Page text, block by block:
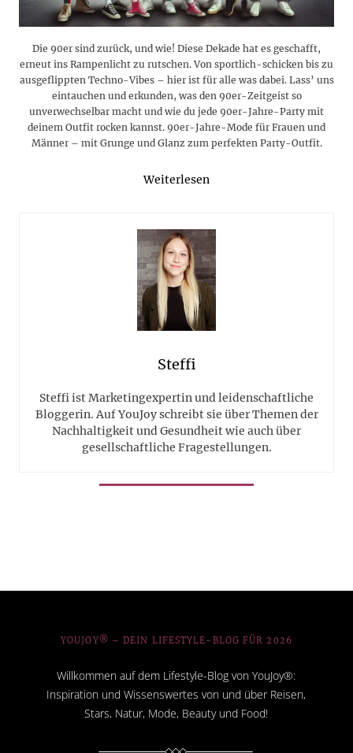
Die 90er sind zurück, und wie! Diese Dekade hat es geschafft,
erneut ins Rampenlicht zu rutschen. Von sportlich-schicken bis zu
ausgeflippten Techno-Vibes – hier ist für alle was dabei. Lass’ uns
eintauchen und erkunden, was den 90er-Zeitgeist so
unverwechselbar macht und wie du jede 90er-Jahre-Party mit
deinem Outfit rocken kannst. 90er-Jahre-Mode für Frauen und
Männer – mit Grunge und Glanz zum perfekten Party-Outfit.
Weiterlesen
Steffi
Steffi ist Marketingexpertin und leidenschaftliche
Bloggerin. Auf YouJoy schreibt sie über Themen der
Nachhaltigkeit und Gesundheit wie auch über
gesellschaftliche Fragestellungen.
YOUJOY® – DEIN LIFESTYLE-BLOG FÜR 2026
Willkommen auf dem Lifestyle-Blog von YouJoy®:
Inspiration und Wissenswertes von und über Reisen,
Stars, Natur, Mode, Beauty und Food!